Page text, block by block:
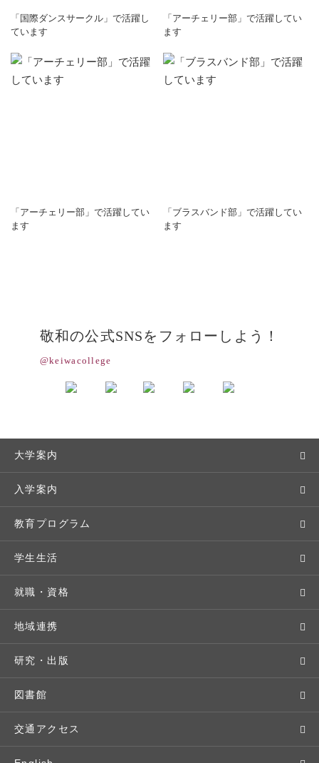
「国際ダンスサークル」で活躍し
ています
「アーチェリー部」で活躍してい
ます
「アーチェリー部」で活躍してい
ます
「ブラスバンド部」で活躍してい
ます
敬和の公式SNSをフォローしよう！
@keiwacollege
大学案内
敬和学園大学とは
学長メッセージ
教育理念・方針・取り組み
キャンパス・施設設備
交通アクセス
基本情報・情報公開
広報・公聴
入学案内
入学者選抜
オープンキャンパス
Webオープンキャンパス
個別相談（来学・オンライン）
特待生（入学者向け）
パンフレット・資料請求
入学予定者の皆さま
教育プログラム
学部・学科
地域実践
留学プログラム
語学プログラム
教職課程
教員紹介
学生生活
キャンパスライフ
年間スケジュール
クラブ・サークル
大学周辺マップ
学生寮
就職・資格
就職・進路サポート
資格取得
公務員試験対策
就職実績
地域連携
地域との連携
生涯学習
科目等履修生
研究・出版
研究者・研究分野
人文社会科学研究所
図書館
交通アクセス